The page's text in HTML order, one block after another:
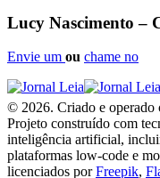
Lucy Nascimento –
Envie um ou chame no
© 2026. Criado e operado
Projeto construído com
inteligência artificial,
plataformas low-code e
licenciados porFreepik,